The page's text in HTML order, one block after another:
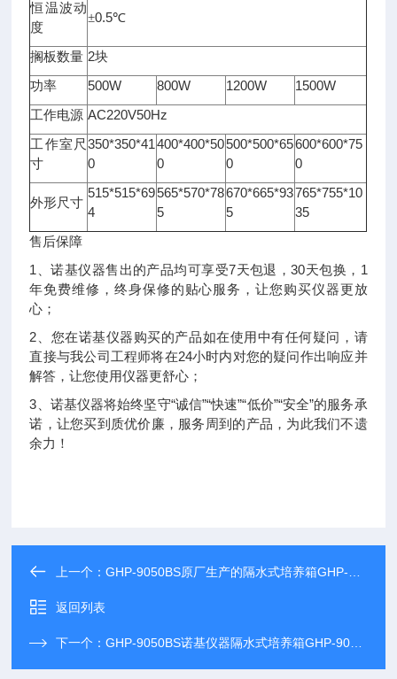
恒温波动
度
±0.5℃
搁板数量 2块
功率 500W 800W 1200W 1500W
工作电源 AC220V50Hz
工作室尺
寸
350*350*41
0
400*400*50
0
500*500*65
0
600*600*75
0
外形尺寸
515*515*69
4
565*570*78
5
670*665*93
5
765*755*10
35
售后保障
1、诺基仪器售出的产品均可享受7天包退，30天包换，1
年免费维修，终身保修的贴心服务，让您购买仪器更放
心；
2、您在诺基仪器购买的产品如在使用中有任何疑问，请
直接与我公司工程师将在24小时内对您的疑问作出响应并
解答，让您使用仪器更舒心；
3、诺基仪器将始终坚守“诚信”“快速”“低价”“安全”的服务承
诺，让您买到质优价廉，服务周到的产品，为此我们不遗
余力！
上一个：GHP-9050BS原厂生产的隔水式培养箱GHP-9050BS长期现货供应
返回列表
下一个：GHP-9050BS诺基仪器隔水式培养箱GHP-9050BS*，欢迎采购咨询！